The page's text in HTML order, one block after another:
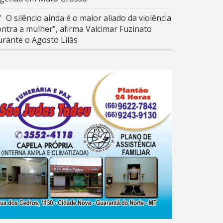
O silêncio ainda é o maior aliado da violência
a mulher”, afirma Valcimar Fuzinato
o Agosto Lilás